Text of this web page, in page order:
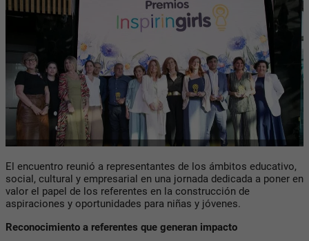
El encuentro reunió a representantes de los ámbitos educativo,
social, cultural y empresarial en una jornada dedicada a poner en
valor el papel de los referentes en la construcción de
aspiraciones y oportunidades para niñas y jóvenes.
Reconocimiento a referentes que generan impacto